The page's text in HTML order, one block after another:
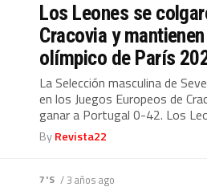
Los Leones se
Cracovia y
olímpico de París
La Selección masculina de
en los Juegos Europeos de
ganar a Portugal 0-42. Los
ByRevista22
7'S / 3 años ago